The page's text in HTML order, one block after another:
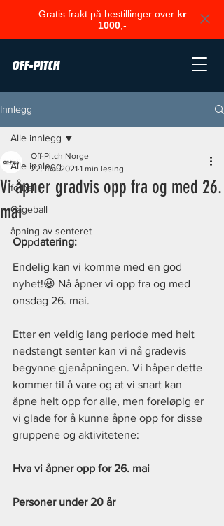
Gratis frakt på bestillinger over kr
1000,-
OFF-PITCH
Innlegg
Alle innlegg
fotball
Cageball
åpning av senteret
Alle innlegg
Vi åpner gradvis opp fra og med 26.
mai
Off-Pitch Norge
22. mai 2021 1 min lesing
Oppdatering:
Endelig kan vi komme med en god
nyhet!😃 Nå åpner vi opp fra og med
onsdag 26. mai.
Etter en veldig lang periode med helt
nedstengt senter kan vi nå gradevis
begynne gjenåpningen. Vi håper dette
kommer til å vare og at vi snart kan
åpne helt opp for alle, men foreløpig er
vi glade for å kunne åpne opp for disse
gruppene og aktivitetene:
Hva vi åpner opp for 26. mai
Personer under 20 år